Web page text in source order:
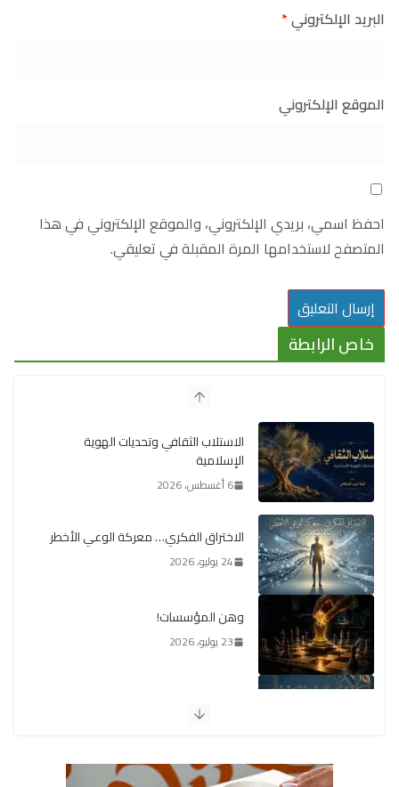
البريد الإلكتروني*
الموقع الإلكتروني
احفظ اسمي، بريدي الإلكتروني، والموقع الإلكتروني في هذا
المتصفح لاستخدامها المرة المقبلة في تعليقي.
خاص الرابطة
الاستلاب الثقافي وتحديات الهوية
الإسلامية
6 أغسطس، 2026
الاختراق الفكري… معركة الوعي الأخطر
24 يوليو، 2026
وهن المؤسسات!
23 يوليو، 2026
الوضع اليوم في الشرق الأوسط